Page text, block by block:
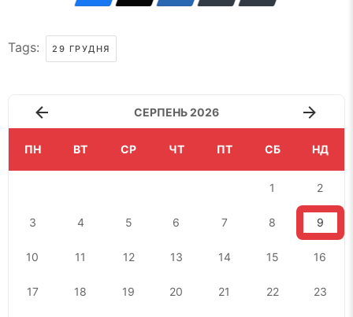
Tags: 29 ГРУДНЯ
СЕРПЕНЬ 2026
ПН ВТ СР ЧТ ПТ СБ НД
1 2
3 4 5 6 7 8 9
10 11 12 13 14 15 16
17 18 19 20 21 22 23